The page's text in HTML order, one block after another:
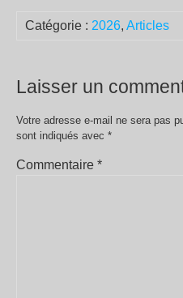
Catégorie : 2026, Articles
Laisser un
Votre adresse e-mail ne sera pas
sont indiqués avec *
Commentaire *